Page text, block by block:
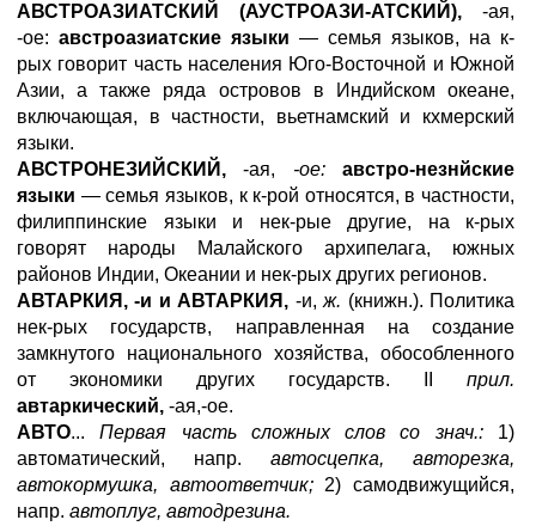
АВСТРОАЗИАТСКИЙ (АУСТРОАЗИ-АТСКИЙ), -ая,
-ое: австроазиатские языки — семья языков, на к-
рых говорит часть населения Юго-Восточной и Южной
Азии, а также ряда островов в Индийском океане,
включающая, в частности, вьетнамский и кхмерский
языки.
АВСТРОНЕЗИЙСКИЙ, -ая, -ое:австро-незнйские
языки — семья языков, к к-рой относятся, в частности,
филиппинские языки и нек-рые другие, на к-рых
говорят народы Малайского архипелага, южных
районов Индии, Океании и нек-рых других регионов.
АВТАРКИЯ, -и и АВТАРКИЯ, -и,ж. (книжн.). Политика
нек-рых государств, направленная на создание
замкнутого национального хозяйства, обособленного
от экономики других государств. II прил.
автаркический, -ая,-ое.
АВТО...Первая часть сложных слов со знач.:1)
автоматический, напр. автосцепка, авторезка,
автокормушка, автоответчик;2) самодвижущийся,
напр. автоплуг, автодрезина.